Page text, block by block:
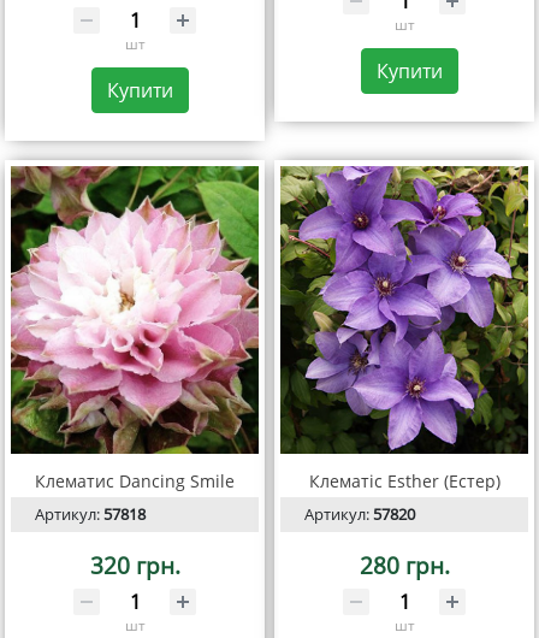
шт
Купити
шт
Купити
Клематис Dancing Smile
Артикул:57818
320 грн.
шт
Клематіс Esther (Естер)
Артикул:57820
280 грн.
шт